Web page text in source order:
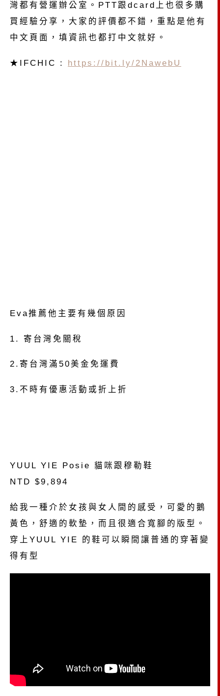
灣都有營運辦公室。PTT跟dcard上也很多購
買經驗分享，大家的評價都不錯，重點是他有
中文頁面，填資訊也都打中文就好。
★IFCHIC : https://bit.ly/2NawebU
Eva推薦他主要有幾個原因
1. 寄台灣免關稅
2.寄台灣滿50美金免運費
3.不時有優惠活動或折上折
YUUL YIE Posie 貓咪跟穆勒鞋
NTD $9,894
給我一種介於女孩與女人間的感受，可愛的鵝
黃色，舒適的軟墊，而且很適合寬腳的版型。
穿上YUUL YIE 的鞋可以瞬間讓普通的穿著變
得有型